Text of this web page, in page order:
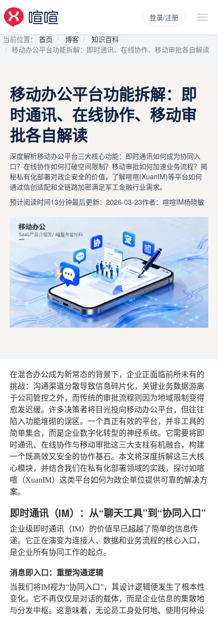
登录/注册
当前位置： 首页 博客
知识百科
移动办公平台功能拆解：即时通讯、在线协作、移动审批各自解读
移动办公平台功能拆解：即
时通讯、在线协作、移动审
批各自解读
深度解析移动办公平台三大核心功能：即时通讯如何成为协同入
口？在线协作如何打破空间限制？移动审批如何加速业务流程？揭
秘私有化部署对政企安全的价值，了解喧喧(XuanIM)等平台如何
通过信创适配和全链路加密满足军工金融行业需求。
预计阅读时间13分钟最后更新：2026-03-23作者：喧喧IM杨晓敏
在混合办公成为新常态的背景下，企业正面临前所未有的
挑战：沟通渠道分散导致信息碎片化，关键业务数据游离
于公司管控之外，而传统的审批流程则因为地域限制变得
愈发迟缓。许多决策者将目光投向移动办公平台，但往往
陷入功能堆砌的误区。一个真正有效的平台，并非工具的
简单集合，而是企业数字化转型的神经系统。它需要将即
时通讯、在线协作与移动审批这三大支柱有机融合，构建
一个既高效又安全的协作基石。本文将深度拆解这三大核
心模块，并结合我们在私有化部署领域的实践，探讨如喧
喧（XuanIM）这类平台如何为政企单位提供可靠的解决方
案。
即时通讯（IM）：从“聊天工具”到“协同入口”
企业级即时通讯（IM）的价值早已超越了简单的信息传
递。它正在演变为连接人、数据和业务流程的核心入口，
是企业所有协同工作的起点。
消息即入口：重塑沟通逻辑
当我们将IM视为“协同入口”，其设计逻辑便发生了根本性
变化。它不再仅仅是对话的载体，而是企业信息的集散地
与分发中枢。这意味着，无论员工身处何地、使用何种设